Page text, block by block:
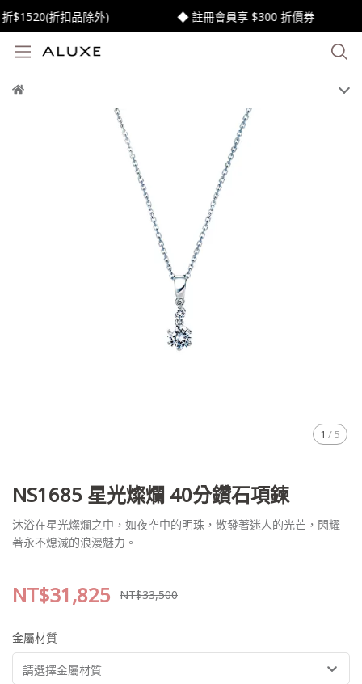
折扣品除外) ◆ 註冊會員享 $300 折價券
1 /5
NS1685 星光燦爛 40分鑽石項鍊
沐浴在星光燦爛之中，如夜空中的明珠，散發著迷人的光芒，閃耀
著永不熄滅的浪漫魅力。
NT$31,825 NT$33,500
金屬材質
請選擇金屬材質